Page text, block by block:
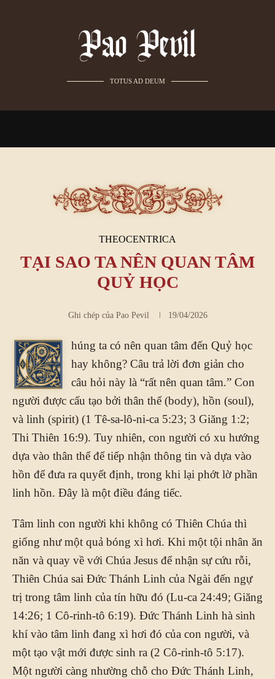
TOTUS AD DEUM
THEOCENTRICA
TẠI SAO TA NÊN QUAN TÂM
QUỶ HỌC
Ghi chép của Pao Pevil 19/04/2026
C
húng ta có nên quan tâm đến Quỷ học
hay không? Câu trả lời đơn giản cho
câu hỏi này là “rất nên quan tâm.” Con
người được cấu tạo bởi thân thể (body), hồn (soul),
và linh (spirit) (1 Tê-sa-lô-ni-ca 5:23; 3 Giăng 1:2;
Thi Thiên 16:9). Tuy nhiên, con người có xu hướng
dựa vào thân thể để tiếp nhận thông tin và dựa vào
hồn để đưa ra quyết định, trong khi lại phớt lờ phần
linh hồn. Đây là một điều đáng tiếc.
Tâm linh con người khi không có Thiên Chúa thì
giống như một quả bóng xì hơi. Khi một tội nhân ăn
năn và quay về với Chúa Jesus để nhận sự cứu rỗi,
Thiên Chúa sai Đức Thánh Linh của Ngài đến ngự
trị trong tâm linh của tín hữu đó (Lu-ca 24:49; Giăng
14:26; 1 Cô-rinh-tô 6:19). Đức Thánh Linh hà sinh
khí vào tâm linh đang xì hơi đó của con người, và
một tạo vật mới được sinh ra (2 Cô-rinh-tô 5:17).
Một người càng nhường chỗ cho Đức Thánh Linh,